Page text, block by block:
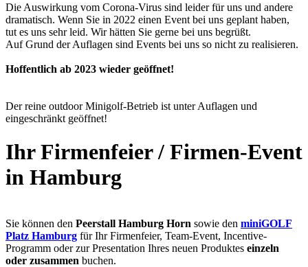
Die Auswirkung vom Corona-Virus sind leider für uns und andere
dramatisch. Wenn Sie in 2022 einen Event bei uns geplant haben,
tut es uns sehr leid. Wir hätten Sie gerne bei uns begrüßt.
Auf Grund der Auflagen sind Events bei uns so nicht zu realisieren.
Hoffentlich ab 2023 wieder geöffnet!
Der reine outdoor Minigolf-Betrieb ist unter Auflagen und
eingeschränkt geöffnet!
Ihr Firmenfeier / Firmen-Event
in Hamburg
Sie können den Peerstall Hamburg Horn sowie den miniGOLF
Platz Hamburg für Ihr Firmenfeier, Team-Event, Incentive-
Programm oder zur Presentation Ihres neuen Produktes einzeln
oder zusammen buchen.